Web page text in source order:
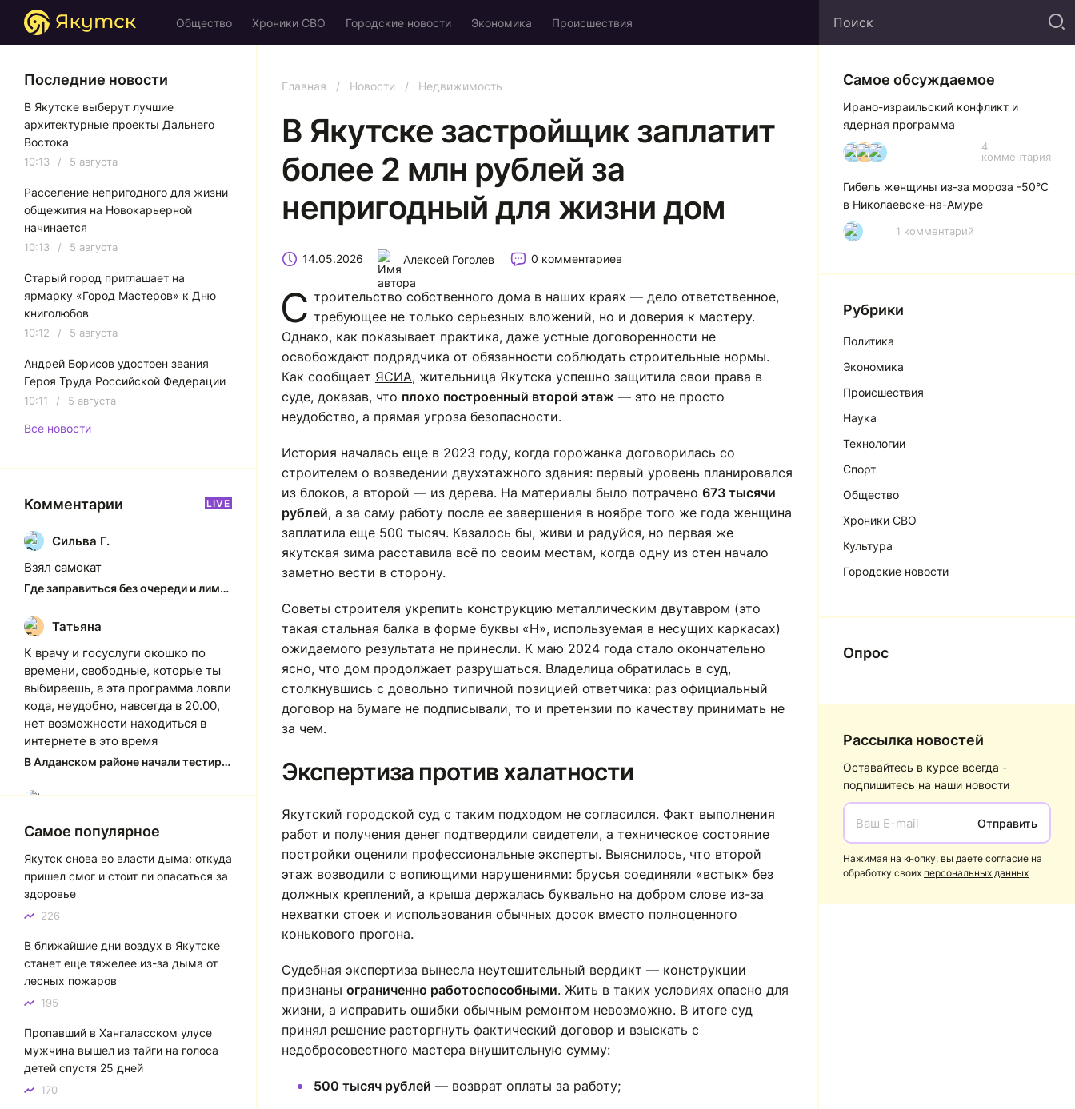
Общество Хроники СВО Городские новости Экономика Происшествия
Главная / Новости / Недвижимость
В Якутске застройщик заплатит
более 2 млн рублей за
непригодный для жизни дом
Алексей Гоголев 0 комментариев
14.05.2026
С троительство собственного дома в наших краях — дело ответственное,
требующее не только серьезных вложений, но и доверия к мастеру.
Однако, как показывает практика, даже устные договоренности не
освобождают подрядчика от обязанности соблюдать строительные нормы.
Как сообщает ЯСИА, жительница Якутска успешно защитила свои права в
суде, доказав, что плохо построенный второй этаж — это не просто
неудобство, а прямая угроза безопасности.
История началась еще в 2023 году, когда горожанка договорилась со
строителем о возведении двухэтажного здания: первый уровень планировался
из блоков, а второй — из дерева. На материалы было потрачено 673 тысячи
рублей, а за саму работу после ее завершения в ноябре того же года женщина
заплатила еще 500 тысяч. Казалось бы, живи и радуйся, но первая же
якутская зима расставила всё по своим местам, когда одну из стен начало
заметно вести в сторону.
Советы строителя укрепить конструкцию металлическим двутавром (это
такая стальная балка в форме буквы «Н», используемая в несущих каркасах)
ожидаемого результата не принесли. К маю 2024 года стало окончательно
ясно, что дом продолжает разрушаться. Владелица обратилась в суд,
столкнувшись с довольно типичной позицией ответчика: раз официальный
договор на бумаге не подписывали, то и претензии по качеству принимать не
за чем.
Экспертиза против халатности
Якутский городской суд с таким подходом не согласился. Факт выполнения
работ и получения денег подтвердили свидетели, а техническое состояние
постройки оценили профессиональные эксперты. Выяснилось, что второй
этаж возводили с вопиющими нарушениями: брусья соединяли «встык» без
должных креплений, а крыша держалась буквально на добром слове из-за
нехватки стоек и использования обычных досок вместо полноценного
конькового прогона.
Судебная экспертиза вынесла неутешительный вердикт — конструкции
признаны ограниченно работоспособными. Жить в таких условиях опасно для
жизни, а исправить ошибки обычным ремонтом невозможно. В итоге суд
принял решение расторгнуть фактический договор и взыскать с
недобросовестного мастера внушительную сумму:
500 тысяч рублей — возврат оплаты за работу;
Последние новости
В Якутске выберут лучшие
архитектурные проекты Дальнего
Востока
10:13 / 5 августа
Расселение непригодного для жизни
общежития на Новокарьерной
начинается
10:13 / 5 августа
Старый город приглашает на
ярмарку «Город Мастеров» к Дню
книголюбов
10:12 / 5 августа
Андрей Борисов удостоен звания
Героя Труда Российской Федерации
10:11 / 5 августа
Все новости
Комментарии LIVE
С
Сильва Г.
Взял самокат
Где заправиться без очереди и лимитов: актуальная ситуация на АЗС Якутска
Т
Татьяна
К врачу и госуслуги окошко по
времени, свободные, которые ты
выбираешь, а эта программа ловли
кода, неудобно, навсегда в 20.00,
нет возможности находиться в
интернете в это время
В Алданском районе начали тестировать систему заправки по QR-кодам
Ю
Юлия Анатольевна
Спасибо за краткий, рассказ об
история города Якутска. Желаю
процветания нашему Северу!
Якутск сквозь века: от острога до столицы республики
К
Котя злой
Зной в Сибири, тем более в
Якутске. Никакой это не зной, а
просто приятное тепло. А про
палящее солнце тем более
даже в песнях поют…
Самое популярное
Якутск снова во власти дыма: откуда
пришел смог и стоит ли опасаться за
здоровье
226
В ближайшие дни воздух в Якутске
станет еще тяжелее из-за дыма от
лесных пожаров
195
Пропавший в Хангаласском улусе
мужчина вышел из тайги на голоса
детей спустя 25 дней
170
Самое обсуждаемое
Ирано-израильский конфликт и
ядерная программа
И А А
4
комментария
Гибель женщины из-за мороза -50°C
в Николаевске-на-Амуре
Р 1 комментарий
Рубрики
Политика
Экономика
Происшествия
Наука
Технологии
Спорт
Общество
Хроники СВО
Культура
Городские новости
Опрос
Рассылка новостей
Оставайтесь в курсе всегда -
подпишитесь на наши новости
Отправить
Нажимая на кнопку, вы даете согласие на
обработку своих персональных данных